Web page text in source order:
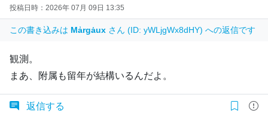
投稿日時：2026年 07月 09日 13:35
この書き込みは Mẚrgȧux さん (ID: yWLjgWx8dHY) への返信です
観測。
まあ、附属も留年が結構いるんだよ。
返信する